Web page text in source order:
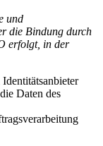
und
die Bindung durch
erfolgt, in der
Daten des